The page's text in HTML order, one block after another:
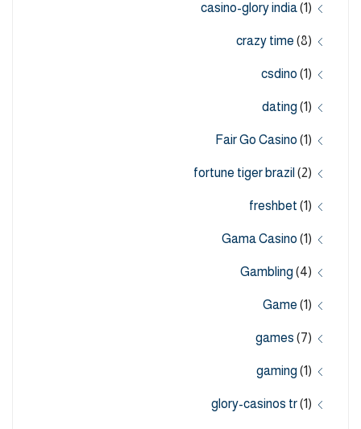
casino-glory india(1)
crazy time (8)
csdino (1)
dating (1)
Fair Go Casino (1)
fortune tiger brazil (2)
freshbet (1)
Gama Casino (1)
Gambling (4)
Game (1)
games (7)
gaming (1)
glory-casinos tr(1)